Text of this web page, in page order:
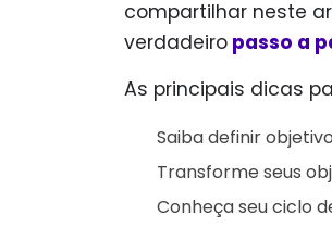
compartilhar neste
verdadeiro passo a
As principais dicas
Saiba definir
Transforme seus
Conheça seu ciclo